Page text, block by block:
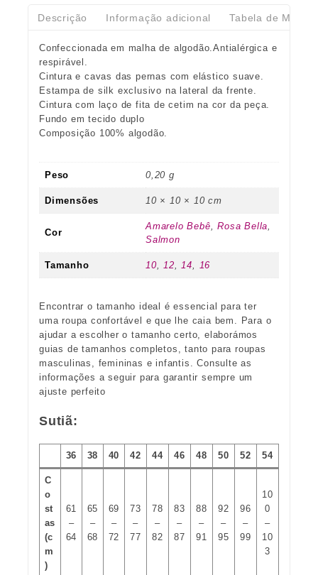
Descrição Informação adicional Tabela de
Confeccionada em malha de algodão.Antialérgica e
respirável.
Cintura e cavas das pernas com elástico suave.
Estampa de silk exclusivo na lateral da frente.
Cintura com laço de fita de cetim na cor da peça.
Fundo em tecido duplo
Composição 100% algodão.
Peso 0,20 g
Dimensões 10 × 10 × 10 cm
Cor
Amarelo Bebê ,Rosa Bella
Salmon
Tamanho 10, 12 14 16
Encontrar o tamanho ideal é essencial para ter
uma roupa confortável e que lhe caia bem. Para o
ajudar a escolher o tamanho certo, elaborámos
guias de tamanhos completos, tanto para roupas
masculinas, femininas e infantis. Consulte as
informações a seguir para garantir sempre um
ajuste perfeito
Sutiã:
36 38 40 42 44 46 48 50 52 54
C
o
st
as
(c
m
)
61
–
64
65
–
68
69
–
72
73
–
77
78
–
82
83
–
87
88
–
91
92
–
95
96
–
99
10
0
–
10
3